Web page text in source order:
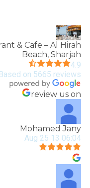
& Cafe – Al Hirah
Beach, Sharjah
4.9
Based on 5665 reviews
review us on
Mohamed Jany
06:04 13 Aug 25